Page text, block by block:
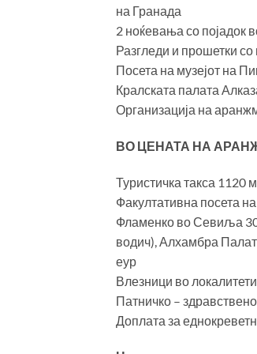
на Гранада
2 ноќевања со појадок
Разгледи и прошетки
Посета на музејот на
Кралската палата
Организација на
ВО ЦЕНАТА НА
Туристичка такса 1120
Факултативна посета
Фламенко во Севиља
водич), Алхамбра
еур
Влезници во
Патничко –
Доплата за